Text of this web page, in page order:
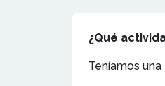
¿Qué
Teníamos